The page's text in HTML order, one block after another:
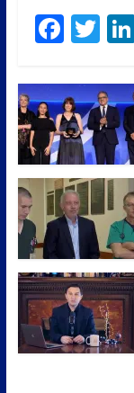
F
e
b
o
o
k
T
itt
er